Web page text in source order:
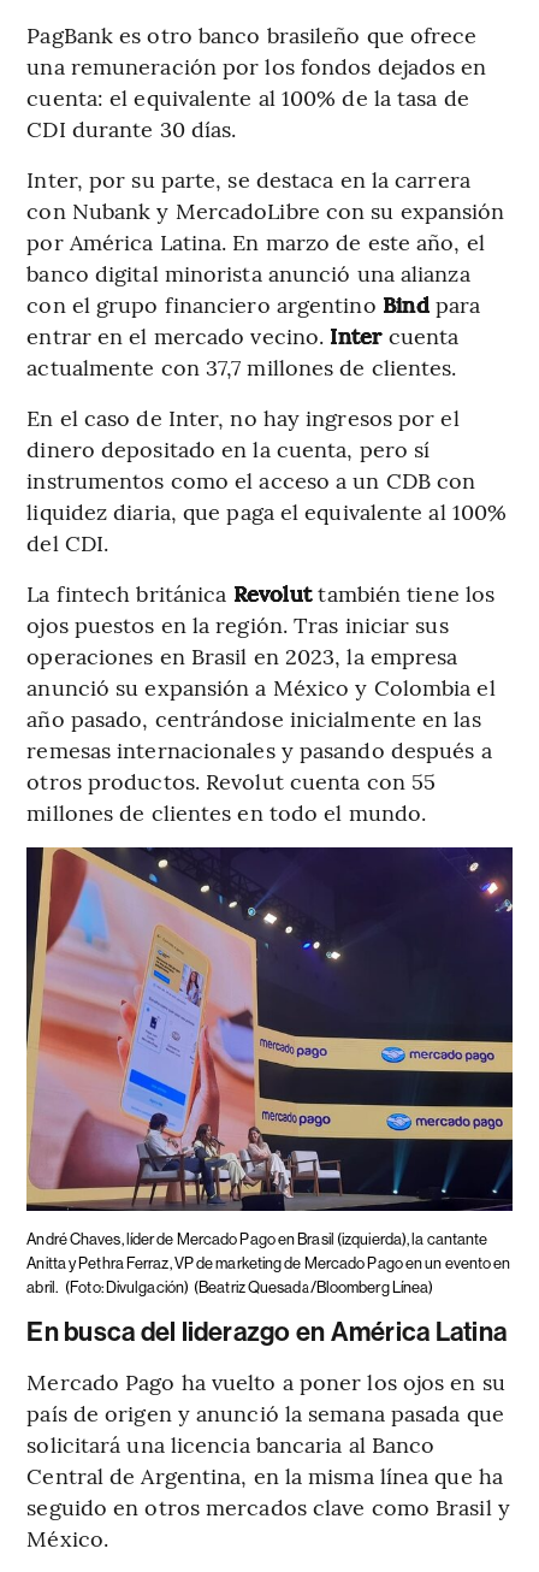
PagBank es otro banco brasileño que ofrece
una remuneración por los fondos dejados en
cuenta: el equivalente al 100% de la tasa de
CDI durante 30 días.
Inter, por su parte, se destaca en la carrera
con Nubank y MercadoLibre con su expansión
por América Latina. En marzo de este año, el
banco digital minorista anunció una alianza
con el grupo financiero argentino Bind para
entrar en el mercado vecino. Inter cuenta
actualmente con 37,7 millones de clientes.
En el caso de Inter, no hay ingresos por el
dinero depositado en la cuenta, pero sí
instrumentos como el acceso a un CDB con
liquidez diaria, que paga el equivalente al 100%
del CDI.
La fintech británica Revoluttambién tiene los
ojos puestos en la región. Tras iniciar sus
operaciones en Brasil en 2023, la empresa
anunció su expansión a México y Colombia el
año pasado, centrándose inicialmente en las
remesas internacionales y pasando después a
otros productos. Revolut cuenta con 55
millones de clientes en todo el mundo.
André Chaves, líder de Mercado Pago en Brasil (izquierda), la cantante
Anitta y Pethra Ferraz, VP de marketing de Mercado Pago en un evento en
abril. (Foto: Divulgación) (Beatriz Quesada/Bloomberg Línea)
En busca del liderazgo en América Latina
Mercado Pago ha vuelto a poner los ojos en su
país de origen y anunció la semana pasada que
solicitará una licencia bancaria al Banco
Central de Argentina, en la misma línea que ha
seguido en otros mercados clave como Brasil y
México.